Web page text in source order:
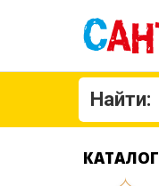
Найти:
КАТАЛОГ